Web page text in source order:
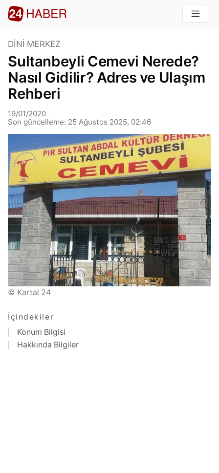
DINI MERKEZ
Sultanbeyli Cemevi Nerede?
Nasıl Gidilir? Adres ve Ulaşım
Rehberi
19/01/2020
Son güncelleme: 25 Ağustos 2025, 02:46
© Kartal 24
İçindekiler
Konum Bilgisi
Hakkında Bilgiler